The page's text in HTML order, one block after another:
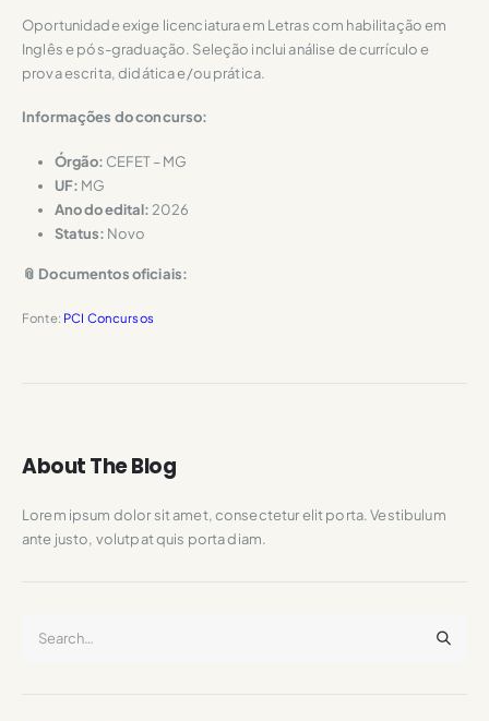
Oportunidade exige licenciatura em Letras com habilitação em
Inglês e pós-graduação. Seleção inclui análise de currículo e
prova escrita, didática e/ou prática.
Informações do concurso:
Órgão: CEFET – MG
UF: MG
Ano do edital: 2026
Status: Novo
📎 Documentos oficiais:
Fonte: PCI Concursos
About The Blog
Lorem ipsum dolor sit amet, consectetur elit porta. Vestibulum
ante justo, volutpat quis porta diam.